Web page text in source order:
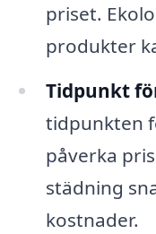
priset.
produkter
Tidpunkt
tidpunkten
påverka
städning
kostnader.